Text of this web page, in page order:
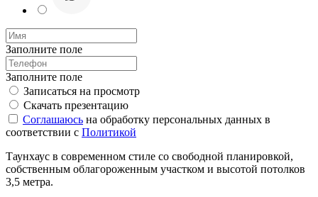
Заполните поле
Заполните поле
Записаться на просмотр
Скачать презентацию
Соглашаюсь на обработку персональных данных в
соответствии с Политикой
Таунхаус в современном стиле со свободной планировкой,
собственным облагороженным участком и высотой потолков
3,5 метра.